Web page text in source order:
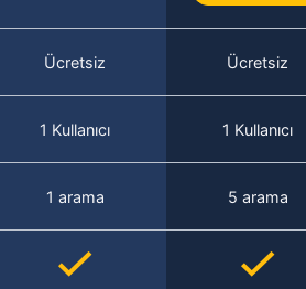
Ücretsiz Ücretsiz
1 Kullanıcı 1 Kullanıcı
1 arama 5 arama